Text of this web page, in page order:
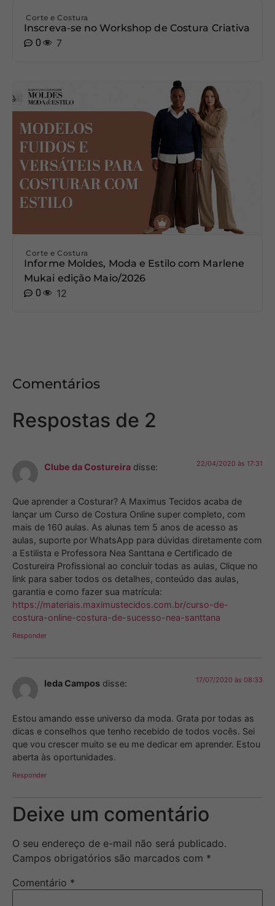
Corte e Costura
Inscreva-se no Workshop de Costura Criativa
0
7
Corte e Costura
Informe Moldes, Moda e Estilo com Marlene
Mukai edição Maio/2026
0
12
Comentários
Respostas de 2
Clube da Costureira disse: 22/04/2020 às 17:31
Que aprender a Costurar? A Maximus Tecidos acaba de
lançar um Curso de Costura Online super completo, com
mais de 160 aulas. As alunas tem 5 anos de acesso as
aulas, suporte por WhatsApp para dúvidas diretamente com
a Estilista e Professora Nea Santtana e Certificado de
Costureira Profissional ao concluir todas as aulas, Clique no
link para saber todos os detalhes, conteúdo das aulas,
garantia e como fazer sua matrícula:
https://materiais.maximustecidos.com.br/curso-de-
costura-online-costura-de-sucesso-nea-santtana
Responder
Ieda Campos disse: 17/07/2020 às 08:33
Estou amando esse universo da moda. Grata por todas as
dicas e conselhos que tenho recebido de todos vocês. Sei
que vou crescer muito se eu me dedicar em aprender. Estou
aberta às oportunidades.
Responder
Deixe um comentário
O seu endereço de e-mail não será publicado.
Campos obrigatórios são marcados com *
Comentário *